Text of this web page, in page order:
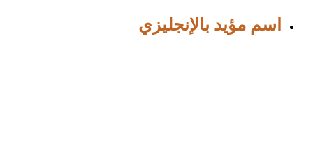
اسم مؤيد بالإنجليزي